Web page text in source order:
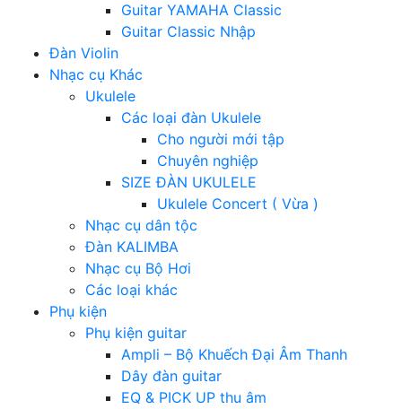
Guitar YAMAHA Classic
Guitar Classic Nhập
Đàn Violin
Nhạc cụ Khác
Ukulele
Các loại đàn Ukulele
Cho người mới tập
Chuyên nghiệp
SIZE ĐÀN UKULELE
Ukulele Concert ( Vừa )
Nhạc cụ dân tộc
Đàn KALIMBA
Nhạc cụ Bộ Hơi
Các loại khác
Phụ kiện
Phụ kiện guitar
Ampli – Bộ Khuếch Đại Âm Thanh
Dây đàn guitar
EQ & PICK UP thu âm